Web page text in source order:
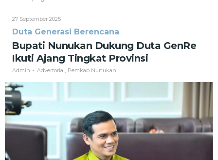
GenRe
Ajang
Tingkat
27 September 2025Oleh
Duta Generasi Berencana
Bupati Nunukan Dukung Duta GenRe
Ikuti Ajang Tingkat Provinsi
Admin - Advertorial Pemkab Nunukan